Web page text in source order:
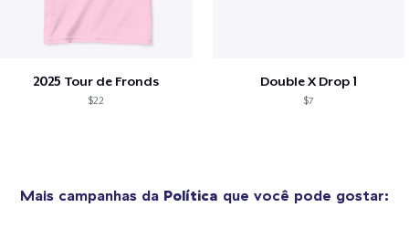
2025 Tour de Fronds
$22
Double X Drop 1
$7
Mais campanhas da Política que você pode gostar: